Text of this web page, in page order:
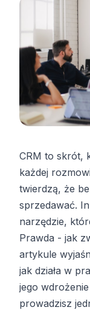
CRM to skrót,
każdej
twierdzą, że
sprzedawać.
narzędzie,
Prawda - jak
artykule
jak działa w
jego
prowadzisz